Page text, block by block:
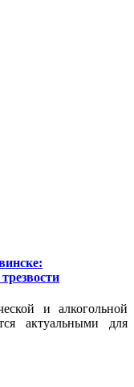
и алкогольной
актуальными для